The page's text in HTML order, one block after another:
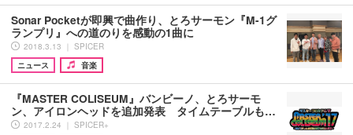
Sonar Pocketが即興で曲作り、とろサーモン『M-1グ
ランプリ』への道のりを感動の1曲に
2018.3.13 ｜ SPICER
ニュース
音楽
『MASTER COLISEUM』バンビーノ、とろサーモ
ン、アイロンヘッドを追加発表 タイムテーブルも…
2017.2.24 ｜ SPICER+